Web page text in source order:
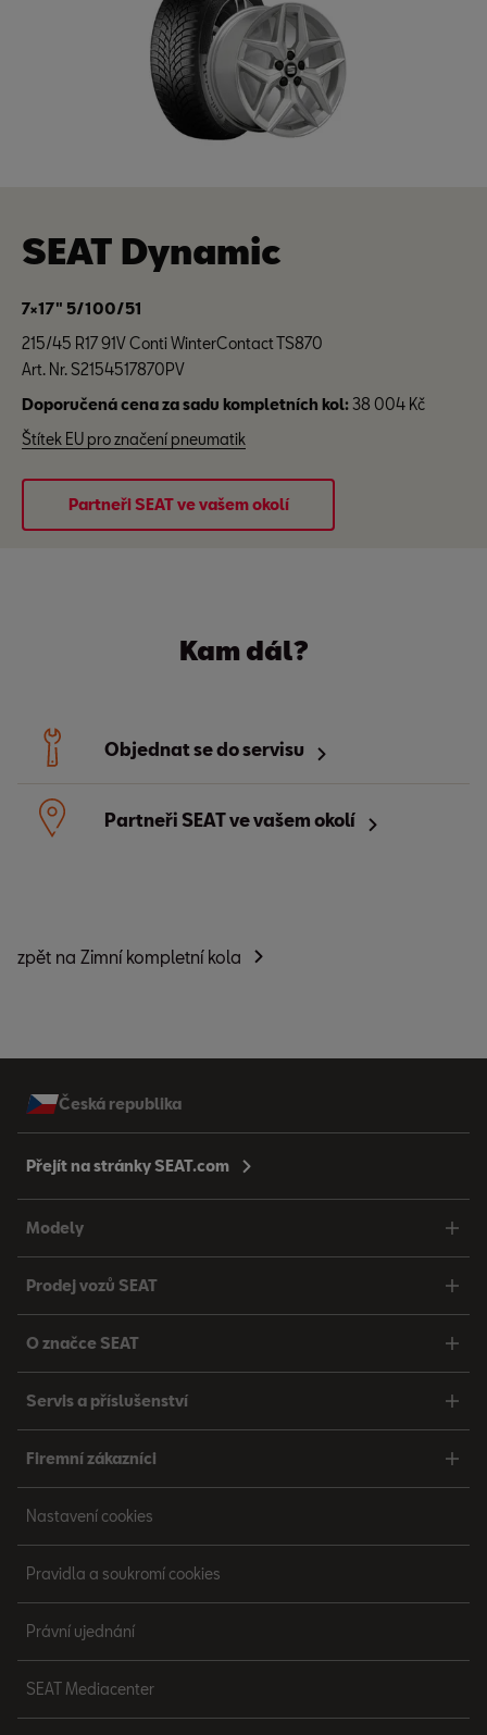
SEAT Dynamic
7×17" 5/100/51
215/45 R17 91V Conti WinterContact TS870
Art. Nr. S2154517870PV
Doporučená cena za sadu kompletních kol:38 004 Kč
Štítek EU pro značení pneumatik
Partneři SEAT ve vašem okolí
Kam dál?
Objednat se do servisu
Partneři SEAT ve vašem okolí
zpět na Zimní kompletní kola
Česká republika
Přejít na stránky SEAT.com
Modely
Prodej vozů SEAT
O značce SEAT
Servis a příslušenství
Firemní zákazníci
Nastavení cookies
Pravidla a soukromí cookies
Právní ujednání
SEAT Mediacenter